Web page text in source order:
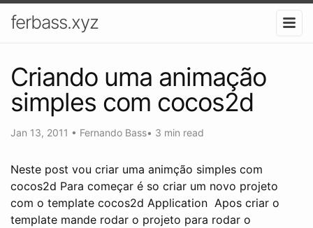
ferbass.xyz
Criando uma animação
simples com cocos2d
Jan 13, 2011 • Fernando Bass• 3 min read
Neste post vou criar uma animção simples com
cocos2d Para começar é so criar um novo projeto
com o template cocos2d Application Apos criar o
template mande rodar o projeto para rodar o